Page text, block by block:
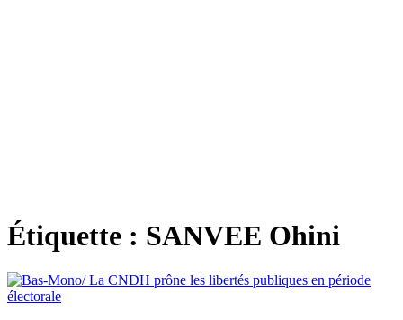
Étiquette : SANVEE Ohini